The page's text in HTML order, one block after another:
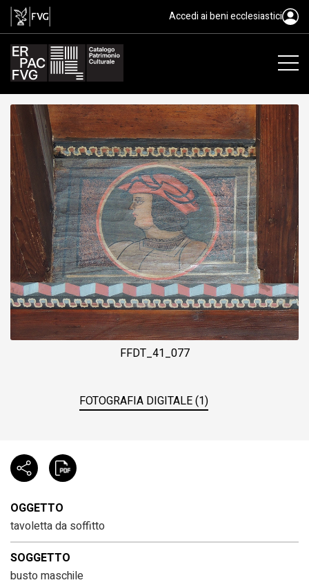
tavoletta da soffitto, ambito
Accedi ai beni ecclesiastici
FFDT_41_077
FOTOGRAFIA DIGITALE (1)
OGGETTO
tavoletta da soffitto
SOGGETTO
busto maschile